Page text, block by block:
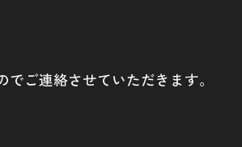
ご連絡させていただきます。